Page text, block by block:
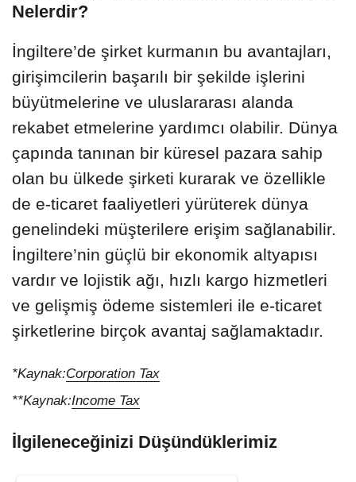
Nelerdir?
İngiltere’de şirket kurmanın bu avantajları,
girişimcilerin başarılı bir şekilde işlerini
büyütmelerine ve uluslararası alanda
rekabet etmelerine yardımcı olabilir. Dünya
çapında tanınan bir küresel pazara sahip
olan bu ülkede şirketi kurarak ve özellikle
de e-ticaret faaliyetleri yürüterek dünya
genelindeki müşterilere erişim sağlanabilir.
İngiltere’nin güçlü bir ekonomik altyapısı
vardır ve lojistik ağı, hızlı kargo hizmetleri
ve gelişmiş ödeme sistemleri ile e-ticaret
şirketlerine birçok avantaj sağlamaktadır.
*Kaynak:Corporation Tax
**Kaynak:Income Tax
İlgileneceğinizi Düşündüklerimiz